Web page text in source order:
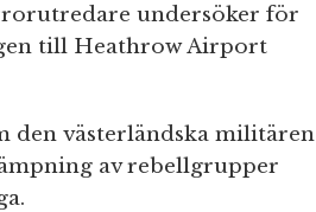
undersöker för
till Heathrow Airport
den västerländska militären
av rebellgrupper